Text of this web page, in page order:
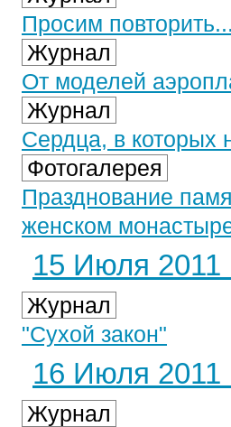
Просим
Журнал
От моделей
Журнал
Сердца, в которых
Фотогалерея
Празднование
женском
15 Июля 2011
Журнал
"Сухой закон"
16 Июля 2011
Журнал